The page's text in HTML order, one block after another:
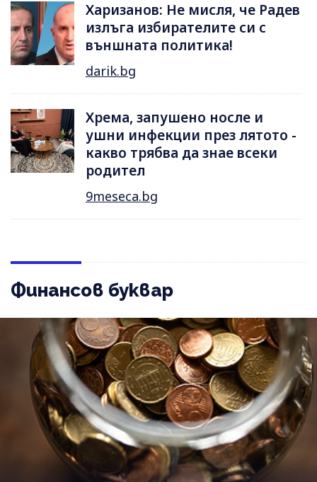
Харизанов: Не мисля, че Радев
излъга избирателите си с
външната политика!
darik.bg
Хрема, запушено носле и
ушни инфекции през лятотo -
какво трябва да знае всеки
родител
9meseca.bg
Финансов буквар